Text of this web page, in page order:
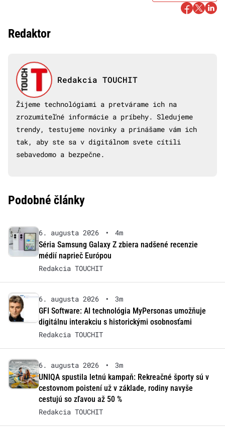
Redaktor
Redakcia TOUCHIT
Žijeme technológiami a pretvárame ich na
zrozumiteľné informácie a príbehy. Sledujeme
trendy, testujeme novinky a prinášame vám ich
tak, aby ste sa v digitálnom svete cítili
sebavedomo a bezpečne.
Podobné články
6. augusta 2026 •
4m
Séria Samsung Galaxy Z zbiera nadšené recenzie
médií naprieč Európou
Redakcia TOUCHIT
6. augusta 2026 •
3m
GFI Software: AI technológia MyPersonas umožňuje
digitálnu interakciu s historickými osobnosťami
Redakcia TOUCHIT
6. augusta 2026 •
3m
UNIQA spustila letnú kampaň: Rekreačné športy sú v
cestovnom poistení už v základe, rodiny navyše
cestujú so zľavou až 50 %
Redakcia TOUCHIT